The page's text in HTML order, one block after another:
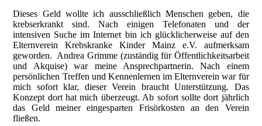
Dieses Geld wollte ich ausschließlich Menschen geben, die
krebserkrankt sind. Nach einigen Telefonaten und der
intensiven Suche im Internet bin ich glücklicherweise auf den
Elternverein Krebskranke Kinder Mainz e.V. aufmerksam
geworden. Andrea Grimme (zuständig für Öffentlichkeitsarbeit
und Akquise) war meine Ansprechpartnerin. Nach einem
persönlichen Treffen und Kennenlernen im Elternverein war für
mich sofort klar, dieser Verein braucht Unterstützung. Das
Konzept dort hat mich überzeugt. Ab sofort sollte dort jährlich
das Geld meiner eingesparten Frisörkosten an den Verein
fließen.